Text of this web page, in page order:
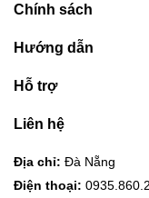
Chính sách
Hướng dẫn
Hỗ trợ
Liên hệ
Địa chỉ: Đà Nẵng
Điện thoại: